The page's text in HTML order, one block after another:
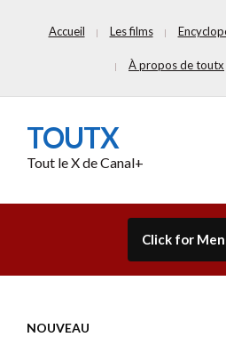
Accueil Les films
À propos de toutx
TOUTX
Tout le X de Canal+
Click for
NOUVEAU